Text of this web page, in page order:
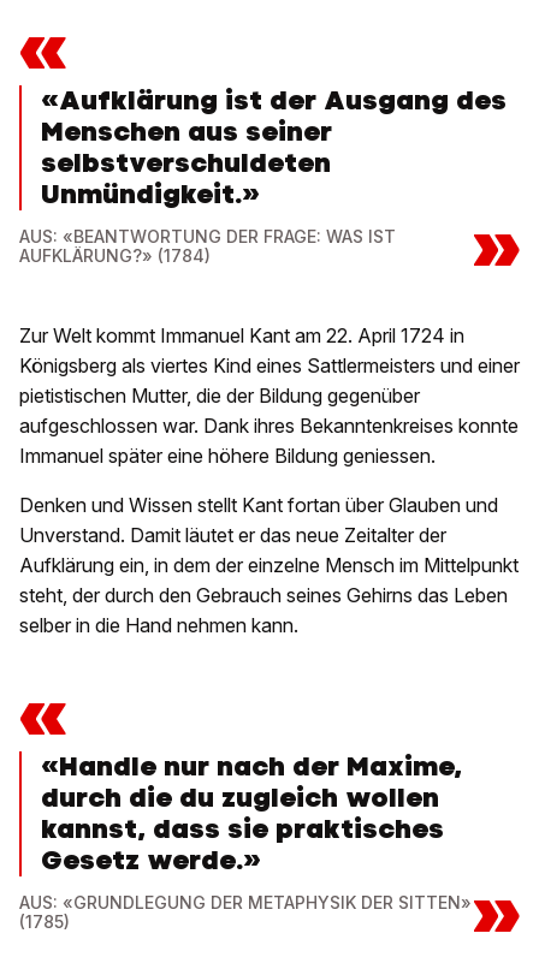
«
«Aufklärung ist der Ausgang des
Menschen aus seiner
selbstverschuldeten
Unmündigkeit.»
AUS: «BEANTWORTUNG DER FRAGE: WAS IST
AUFKLÄRUNG?» (1784)
»
Zur Welt kommt Immanuel Kant am 22. April 1724 in
Königsberg als viertes Kind eines Sattlermeisters und einer
pietistischen Mutter, die der Bildung gegenüber
aufgeschlossen war. Dank ihres Bekanntenkreises konnte
Immanuel später eine höhere Bildung geniessen.
Denken und Wissen stellt Kant fortan über Glauben und
Unverstand. Damit läutet er das neue Zeitalter der
Aufklärung ein, in dem der einzelne Mensch im Mittelpunkt
steht, der durch den Gebrauch seines Gehirns das Leben
selber in die Hand nehmen kann.
«
«Handle nur nach der Maxime,
durch die du zugleich wollen
kannst, dass sie praktisches
Gesetz werde.»
AUS: «GRUNDLEGUNG DER METAPHYSIK DER SITTEN»
(1785)
»